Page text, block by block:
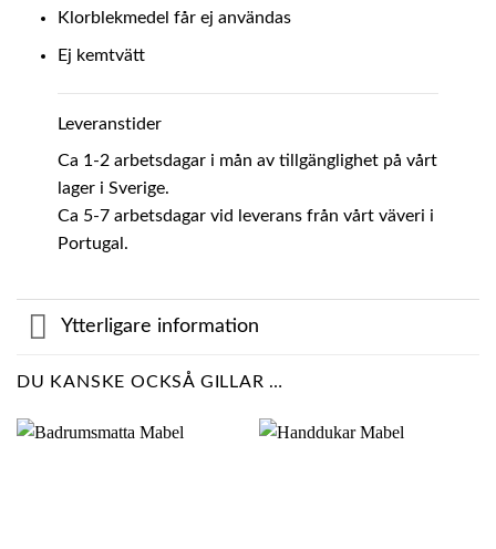
Klorblekmedel får ej användas
Ej kemtvätt
Leveranstider
Ca 1-2 arbetsdagar i mån av tillgänglighet på vårt
lager i Sverige.
Ca 5-7 arbetsdagar vid leverans från vårt väveri i
Portugal.
Ytterligare information
DU KANSKE OCKSÅ GILLAR …